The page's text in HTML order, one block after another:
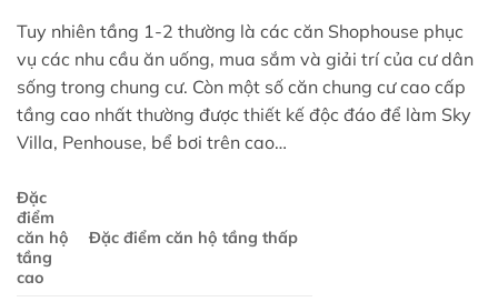
Tuy nhiên tầng 1-2 thường là các căn Shophouse phục
vụ các nhu cầu ăn uống, mua sắm và giải trí của cư dân
sống trong chung cư. Còn một số căn chung cư cao cấp
tầng cao nhất thường được thiết kế độc đáo để làm Sky
Villa, Penhouse, bể bơi trên cao…
Đặc
điểm
căn hộ
tầng
cao
Đặc điểm căn hộ tầng thấp